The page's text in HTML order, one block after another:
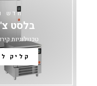
חדש
בלסט
טכנולוגיות
קליק